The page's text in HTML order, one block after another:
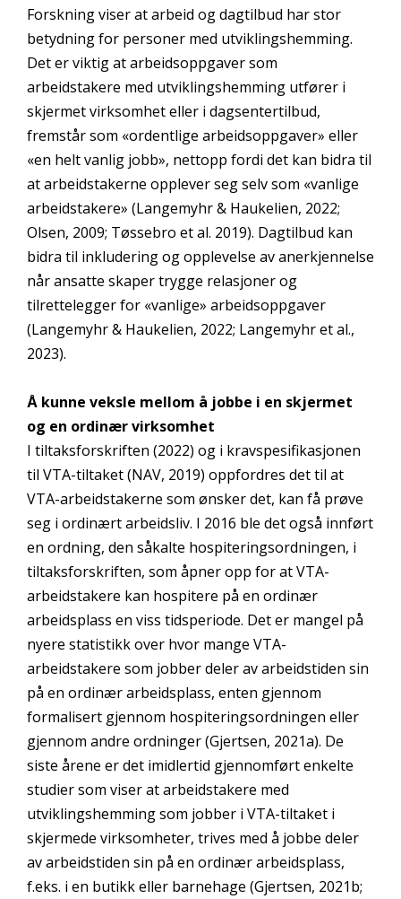
Forskning viser at arbeid og dagtilbud har stor
betydning for personer med utviklingshemming.
Det er viktig at arbeidsoppgaver som
arbeidstakere med utviklingshemming utfører i
skjermet virksomhet eller i dagsentertilbud,
fremstår som «ordentlige arbeidsoppgaver» eller
«en helt vanlig jobb», nettopp fordi det kan bidra til
at arbeidstakerne opplever seg selv som «vanlige
arbeidstakere» (Langemyhr & Haukelien, 2022;
Olsen, 2009; Tøssebro et al. 2019). Dagtilbud kan
bidra til inkludering og opplevelse av anerkjennelse
når ansatte skaper trygge relasjoner og
tilrettelegger for «vanlige» arbeidsoppgaver
(Langemyhr & Haukelien, 2022; Langemyhr et al.,
2023).
Å kunne veksle mellom å jobbe i en skjermet
og en ordinær virksomhet
I tiltaksforskriften (2022) og i kravspesifikasjonen
til VTA-tiltaket (NAV, 2019) oppfordres det til at
VTA-arbeidstakerne som ønsker det, kan få prøve
seg i ordinært arbeidsliv. I 2016 ble det også innført
en ordning, den såkalte hospiteringsordningen, i
tiltaksforskriften, som åpner opp for at VTA-
arbeidstakere kan hospitere på en ordinær
arbeidsplass en viss tidsperiode. Det er mangel på
nyere statistikk over hvor mange VTA-
arbeidstakere som jobber deler av arbeidstiden sin
på en ordinær arbeidsplass, enten gjennom
formalisert gjennom hospiteringsordningen eller
gjennom andre ordninger (Gjertsen, 2021a). De
siste årene er det imidlertid gjennomført enkelte
studier som viser at arbeidstakere med
utviklingshemming som jobber i VTA-tiltaket i
skjermede virksomheter, trives med å jobbe deler
av arbeidstiden sin på en ordinær arbeidsplass,
f.eks. i en butikk eller barnehage (Gjertsen, 2021b;